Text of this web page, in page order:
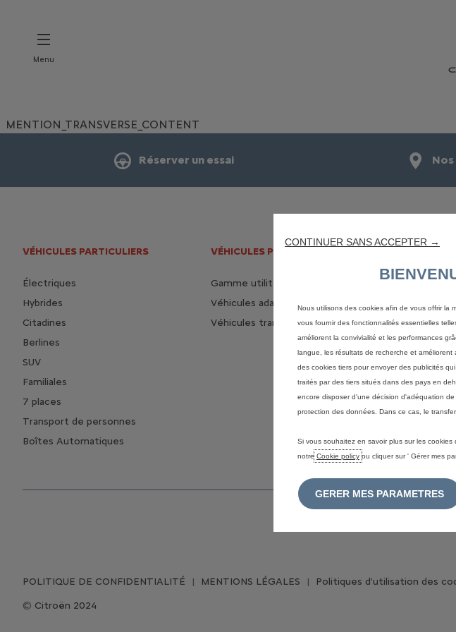
Menu
MENTION_TRANSVERSE_CONTENT
Réserver un essai
VÉHICULES PARTICULIERS
Électriques
Hybrides
Citadines
Berlines
SUV
Familiales
7 places
Transport de personnes
Boîtes Automatiques
VÉHICULES PROFESSIONNELS
Gamme utilitaire
Véhicules adaptés
Véhicules transformés
Nouveaux
Véhicules
Citroën 2024
POLITIQUE DE CONFIDENTIALITÉ MENTIONS LÉGALES Politiques d'utilisation des
CONTINUER SANS ACCEPTER →
Nous utilisons des cookies afin de vous offrir la
vous fournir des fonctionnalités essentielles
améliorent la convivialité et les performances
langue, les résultats de recherche et
des cookies tiers pour envoyer des publicités
traités par des tiers situés dans des pays en
encore disposer d'une décision d'adéquation
protection des données. Dans ce cas, le
Si vous souhaitez en savoir plus sur les
notre Cookie policy ou cliquer sur ' Gérer mes
GERER MES PARAMETRES